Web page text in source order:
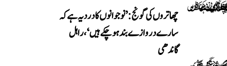
چھاتروں کی گونج: ’نوجوانوں کا درد یہ ہے کہ
سارے دروازے بند ہو چکے ہیں‘، راہل
گاندھی